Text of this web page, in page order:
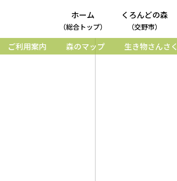
ホーム
（総合トップ）
くろんどの森
（交野市）
ご利用案内 森のマップ 生き物さんさく